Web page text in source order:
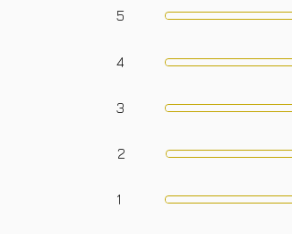
5
4
3
2
1